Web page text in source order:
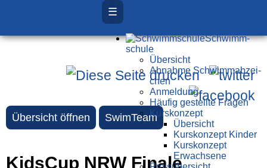
☰
Schwimm­
schule
Übersicht
Ab­nah­me Schwimm­ab­zei­
chen
Anmeldung
Häufig gestellte Fragen
Kurs­konzept
Übersicht
Kurskonzept Kinder
Kurskonzept
Erwachsene
Übersicht öffnen SwimTeam
KidsCup NRW Finale